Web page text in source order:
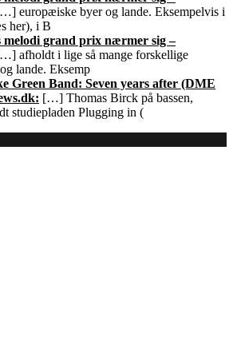
europæiske byer og lande. Eksempelvis i
her), i B
melodi grand prix nærmer sig –
afholdt i lige så mange forskellige
lande. Eksemp
Green Band: Seven years after (DME
[…] Thomas Birck på bassen,
studiepladen Plugging in (